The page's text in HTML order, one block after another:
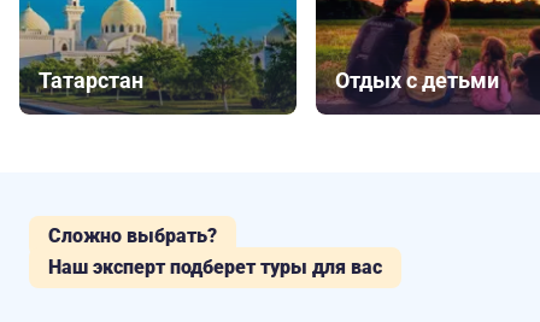
Татарстан Отдых с детьми
Сложно выбрать?
Наш эксперт подберет туры для вас